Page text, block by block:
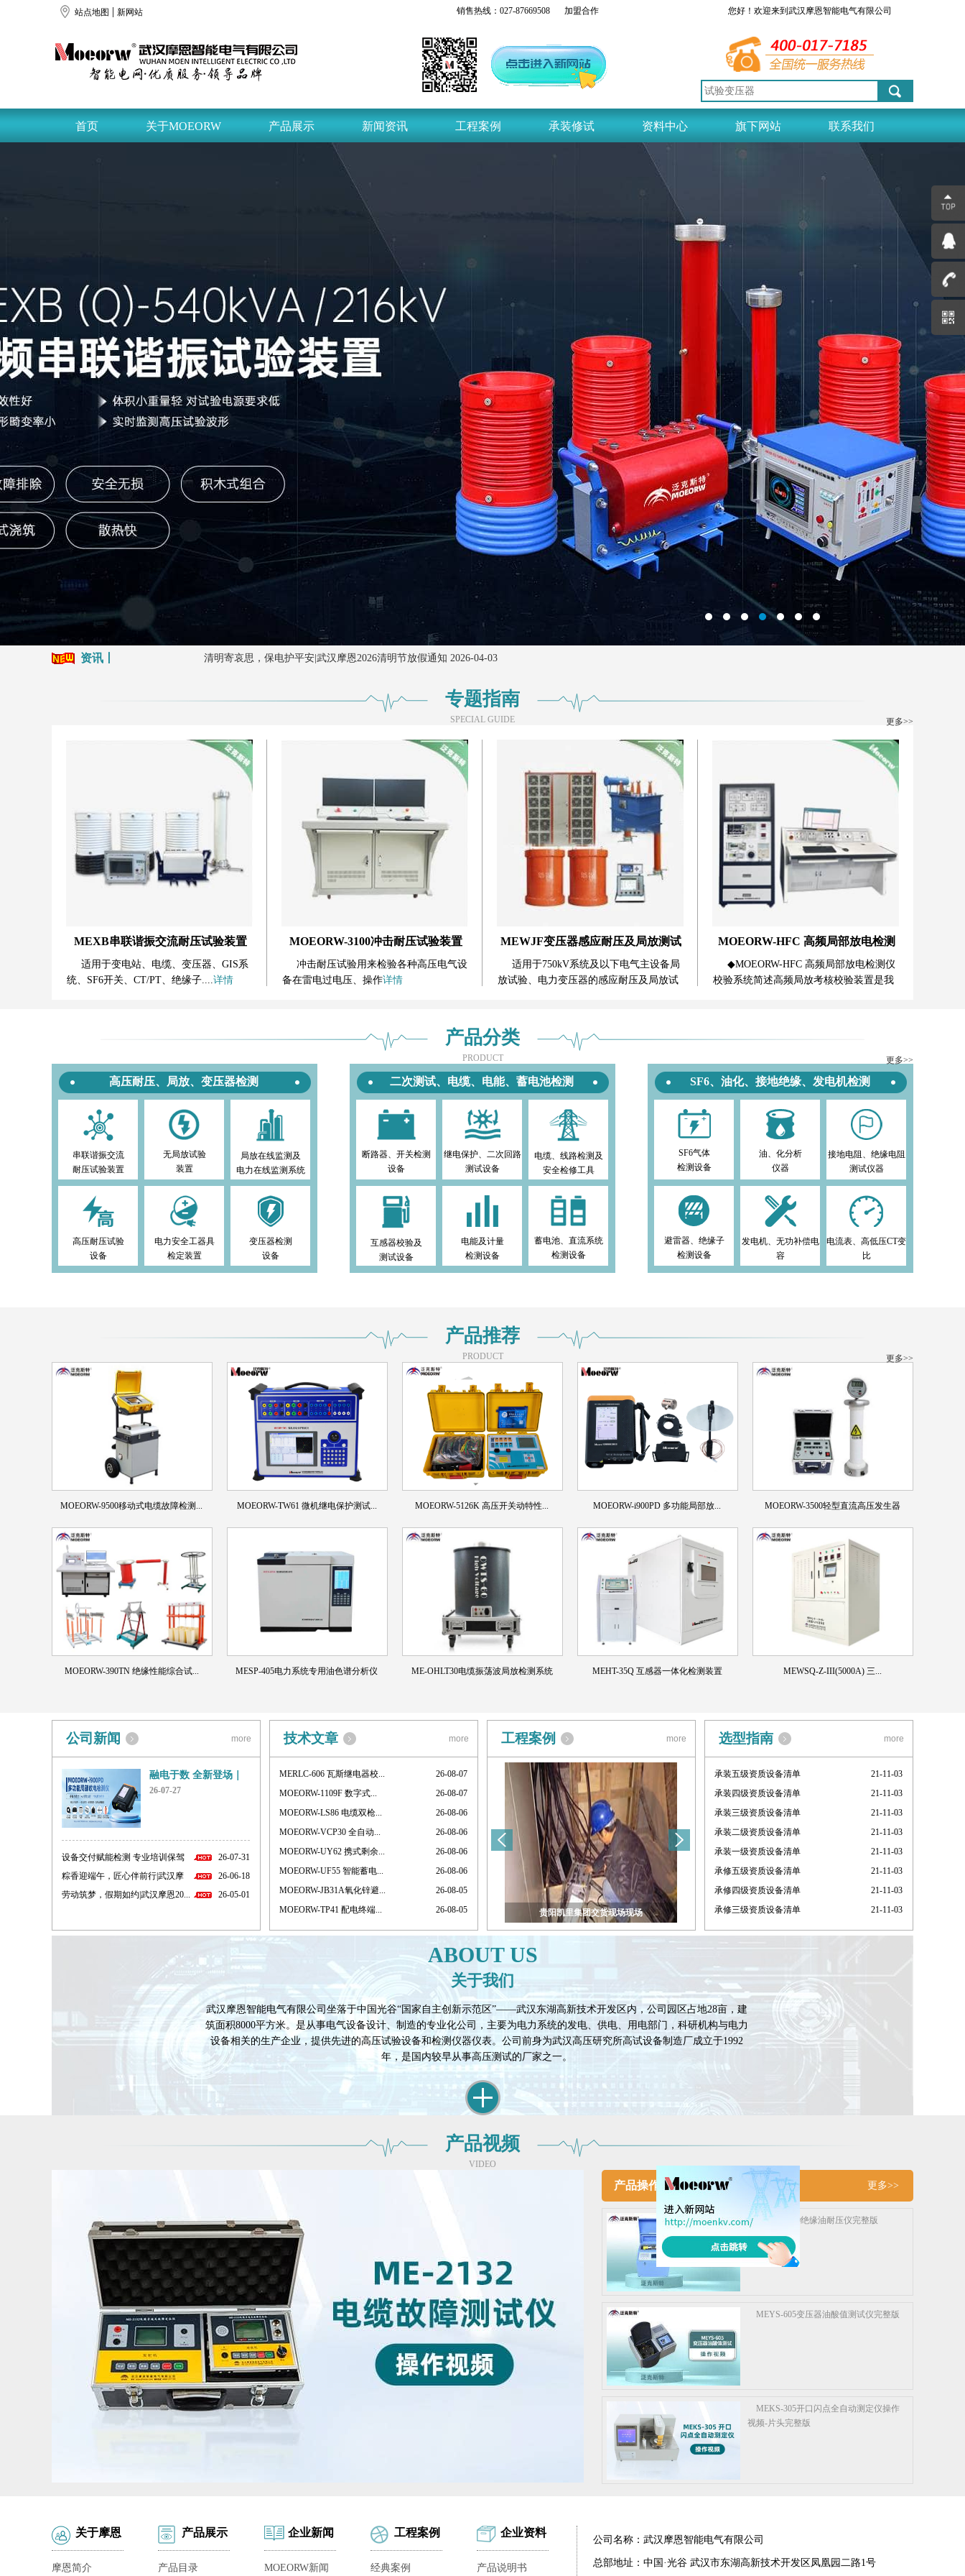
站点地图 | 新网站 您好！欢迎来到武汉摩恩智能电气有限公司
加盟合作
销售热线： 027-87669508
首页 关于MOEORW 产品展示 新闻资讯 工程案例 承装修试 资料中心 旗下网站 联系我们
资讯丨
设备交付赋能检测 专业培训保驾护航｜武汉摩恩赴无锡完成无局放工频耐压试验装置交付培训 2026-07-31
融电于数 全新登场｜MOEORW-i900PD多功能局部放电检测仪——只专注‘更精准、更高效’的检测体验 ，让运维更简单！ 2026-07-27
粽香迎端午，匠心伴前行|武汉摩恩2026年端午节放假通知 2026-06-18
劳动筑梦，假期如约|武汉摩恩2026年五一假期放假通知 2026-05-01
清明寄哀思，保电护平安|武汉摩恩2026清明节放假通知 2026-04-03
设备交付赋能检测 专业培训保驾护航｜武汉摩恩赴无锡完成无局放工频耐压试验装置交付培训 2026-07-31
粽香迎端午，匠心伴前行|武汉摩恩2026年端午节放假通知 2026-06-18
劳动筑梦，假期如约|武汉摩恩2026年五一假期放假通知 2026-05-01
清明寄哀思，保电护平安|武汉摩恩2026清明节放假通知 2026-04-03
设备交付 赋能运维 专业培训夯实保障|武汉摩恩助力山西能源公司货物交付及培训 2026-04-01
设备交付赋能检测 专业培训保驾护航｜武汉摩恩赴无锡完成无局放工频耐压试验装置交付培训 2026-07-31
融电于数 全新登场｜MOEORW-i900PD多功能局部放电检测仪——只专注‘更精准、更高效’的检测体验 ，让运维更简单！ 2026-07-27
专题指南
SPECIAL GUIDE 更多>>
MEXB串联谐振交流耐压试验装置
适用于变电站、电缆、变压器、GIS系
统、SF6开关、CT/PT、绝缘子....详情
MOEORW-3100冲击耐压试验装置
冲击耐压试验用来检验各种高压电气设
备在雷电过电压、操作详情
MEWJF变压器感应耐压及局放测试
系统
适用于750kV系统及以下电气主设备局
放试验、电力变压器的感应耐压及局放试
MOEORW-HFC 高频局部放电检测
仪校验系统
◆MOEORW-HFC 高频局部放电检测仪
校验系统简述高频局放考核校验装置是我
产品分类
PRODUCT 更多>>
高压耐压、局放、变压器检测
串联谐振交流
耐压试验装置
无局放试验
装置
局放在线监测及
电力在线监测系统
高压耐压试验
设备
电力安全工器具
检定装置
变压器检测
设备
二次测试、电缆、电能、蓄电池检测
断路器、开关检测
设备
继电保护、二次回路
测试设备
电缆、线路检测及
安全检修工具
互感器校验及
测试设备
电能及计量
检测设备
蓄电池、直流系统
检测设备
SF6、油化、接地绝缘、发电机检测
SF6气体
检测设备
油、化分析
仪器
接地电阻、绝缘电阻
测试仪器
避雷器、绝缘子
检测设备
发电机、无功补偿电
容
电流表、高低压CT变
比
产品推荐
PRODUCT 更多>>
MOEORW-9500移动式电缆故障检测... MOEORW-TW61 微机继电保护测试... MOEORW-5126K 高压开关动特性... MOEORW-i900PD 多功能局部放... MOEORW-3500轻型直流高压发生器
MOEORW-390TN 绝缘性能综合试... MESP-405电力系统专用油色谱分析仪 ME-OHLT30电缆振荡波局放检测系统 MEHT-35Q 互感器一体化检测装置 MEWSQ-Z-III(5000A) 三...
公司新闻 more
融电于数 全新登场｜
MOEORW...
26-07-27
设备交付赋能检测 专业培训保驾
护...
26-07-31
粽香迎端午，匠心伴前行|武汉摩
恩...
26-06-18
劳动筑梦，假期如约|武汉摩恩20...
26-05-01
技术文章 more
MERLC-606 瓦斯继电器校...
26-08-07
MOEORW-1109F 数字式...
26-08-07
MOEORW-LS86 电缆双枪...
26-08-06
MOEORW-VCP30 全自动...
26-08-06
MOEORW-UY62 携式剩余...
26-08-06
MOEORW-UF55 智能蓄电...
26-08-06
MOEORW-JB31A氧化锌避...
26-08-05
MOEORW-TP41 配电终端...
26-08-05
工程案例 more
深圳供电互感器校验台交货现场 新疆五彩湾电厂现场试验现场
选型指南 more
承装五级资质设备清单
21-11-03
承装四级资质设备清单
21-11-03
承装三级资质设备清单
21-11-03
承装二级资质设备清单
21-11-03
承装一级资质设备清单
21-11-03
承修五级资质设备清单
21-11-03
承修四级资质设备清单
21-11-03
承修三级资质设备清单
21-11-03
ABOUT US
关于我们
武汉摩恩智能电气有限公司坐落于中国光谷“国家自主创新示范区”——武汉东湖高新技术开发区内，公司园区占地28亩，建
筑面积8000平方米。是从事电气设备设计、制造的专业化公司，主要为电力系统的发电、供电、用电部门，科研机构与电力
设备相关的生产企业，提供先进的高压试验设备和检测仪器仪表。公司前身为武汉高压研究所高试设备制造厂成立于1992
年，是国内较早从事高压测试的厂家之一。
产品视频
VIDEO
产品操作视频 更多>>
MEJYC-100绝缘油耐压仪完整版
MEYS-605变压器油酸值测试仪完整版
MEKS-305开口闪点全自动测定仪操作
视频-片头完整版
关于摩恩
摩恩简介
产品展示
产品目录
企业新闻
MOEORW新闻
工程案例
经典案例
企业资料
产品说明书
公司名称：武汉摩恩智能电气有限公司
总部地址：中国·光谷 武汉市东湖高新技术开发区凤凰园二路1号